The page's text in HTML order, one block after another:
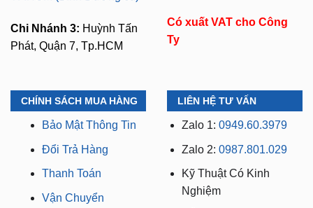
Chi Nhánh 3: Huỳnh Tấn
Phát, Quận 7, Tp.HCM
Có xuất VAT cho Công
Ty
CHÍNH SÁCH MUA HÀNG
Bảo Mật Thông Tin
Đổi Trả Hàng
Thanh Toán
Vận Chuyển
LIÊN HỆ TƯ VẤN
Zalo 1: 0949.60.3979
Zalo 2: 0987.801.029
Kỹ Thuật Có Kinh
Nghiệm